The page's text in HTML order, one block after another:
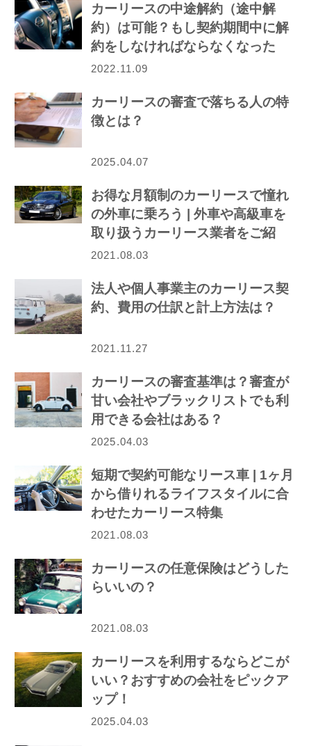
カーリースの中途解約（途中解
約）は可能？もし契約期間中に解
約をしなければならなくなった
ら…
2022.11.09
カーリースの審査で落ちる人の特
徴とは？
2025.04.07
お得な月額制のカーリースで憧れ
の外車に乗ろう | 外車や高級車を
取り扱うカーリース業者をご紹
介！
2021.08.03
法人や個人事業主のカーリース契
約、費用の仕訳と計上方法は？
2021.11.27
カーリースの審査基準は？審査が
甘い会社やブラックリストでも利
用できる会社はある？
2025.04.03
短期で契約可能なリース車 | 1ヶ月
から借りれるライフスタイルに合
わせたカーリース特集
2021.08.03
カーリースの任意保険はどうした
らいいの？
2021.08.03
カーリースを利用するならどこが
いい？おすすめの会社をピックア
ップ！
2025.04.03